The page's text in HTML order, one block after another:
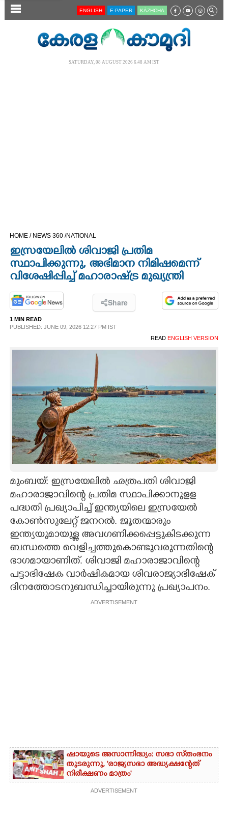
SECTIONS
CINEMA
OPINION
PHOTOS
LIFESTYLE
INFO+
ART
ASTRO
LITERATURE
ZOOM
CONTACT US
ENGLISH E-PAPER KĀZHCHA
SATURDAY, 08 AUGUST 2026 6.48 AM IST
HOME / NEWS 360 /NATIONAL
ഇസ്രയേലിൽ ശിവാജി പ്രതിമ
സ്ഥാപിക്കുന്നു, അഭിമാന നിമിഷമെന്ന്
വിശേഷിപ്പിച്ച് മഹാരാഷ്ട്ര മുഖ്യന്ത്രി
Share
1 MIN READ
PUBLISHED: JUNE 09, 2026 12:27 PM IST
READ ENGLISH VERSION
മുംബയ്: ഇസ്രയേലിൽ ഛത്രപതി ശിവാജി
മഹാരാജാവിന്റെ പ്രതിമ സ്ഥാപിക്കാനുളള
പദ്ധതി പ്രഖ്യാപിച്ച് ഇന്ത്യയിലെ ഇസ്രയേൽ
കോൺസുലേറ്റ് ജനറൽ. ജൂതന്മാരും
ഇന്ത്യയുമായുള്ള അവഗണിക്കപ്പെട്ടുകിടക്കുന്ന
ബന്ധത്തെ വെളിച്ചത്തുകൊണ്ടുവരുന്നതിന്റെ
ഭാഗമായാണിത്. ശിവാജി മഹാരാജാവിന്റെ
പട്ടാഭിഷേക വാർഷികമായ ശിവരാജ്യാഭിഷേക്
ദിനത്തോടനുബന്ധിച്ചായിരുന്നു പ്രഖ്യാപനം.
ADVERTISEMENT
ഷായുടെ അസാന്നിദ്ധ്യം: സഭാ സ്‌തംഭനം
തുടരുന്നു, 'രാജ്യസഭാ അദ്ധ്യക്ഷന്റേത്
നിരീക്ഷണം മാത്രം'
ADVERTISEMENT